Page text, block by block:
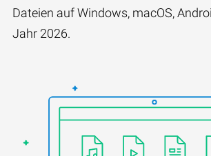
Dateien auf Windows, macOS,
Jahr 2026.